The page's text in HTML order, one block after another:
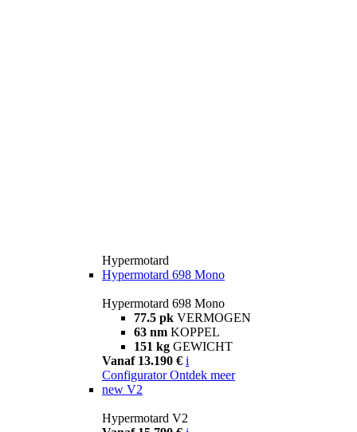
Hypermotard
Hypermotard 698 Mono
Hypermotard 698 Mono
77.5 pk VERMOGEN
63 nm KOPPEL
151 kg GEWICHT
Vanaf 13.190 € i
Configurator Ontdek meer
new V2
Hypermotard V2